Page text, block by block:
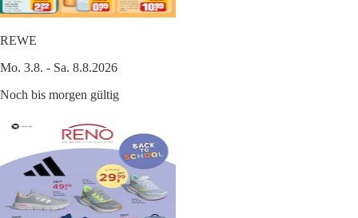
REWE
Mo. 3.8. - Sa. 8.8.2026
Noch bis morgen gültig